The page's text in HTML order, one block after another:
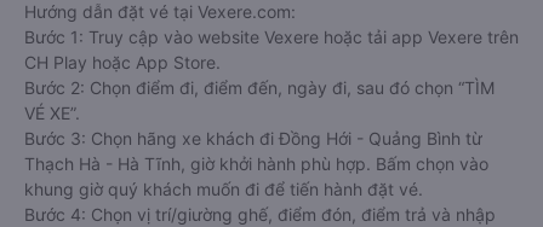
Hướng dẫn đặt vé tại Vexere.com:
Bước 1: Truy cập vào website Vexere hoặc tải app Vexere trên
CH Play hoặc App Store.
Bước 2: Chọn điểm đi, điểm đến, ngày đi, sau đó chọn “TÌM
VÉ XE”.
Bước 3: Chọn hãng xe khách đi Đồng Hới - Quảng Bình từ
Thạch Hà - Hà Tĩnh, giờ khởi hành phù hợp. Bấm chọn vào
khung giờ quý khách muốn đi để tiến hành đặt vé.
Bước 4: Chọn vị trí/giường ghế, điểm đón, điểm trả và nhập